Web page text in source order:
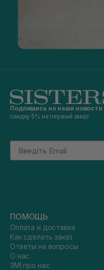
Подпишись на наши новости
скидку 5% на первый заказ
Email
ПОМОЩЬ
Оплата и доставка
Как сделать заказ
Ответы на вопросы
О нас
ЗМІ про нас